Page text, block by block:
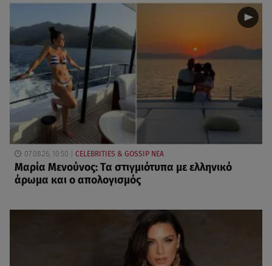
07.08.26, 10:50 CELEBRITIES & GOSSIP ΝΕΑ
Μαρία Μενούνος: Τα στιγμιότυπα με ελληνικό
άρωμα και ο απολογισμός